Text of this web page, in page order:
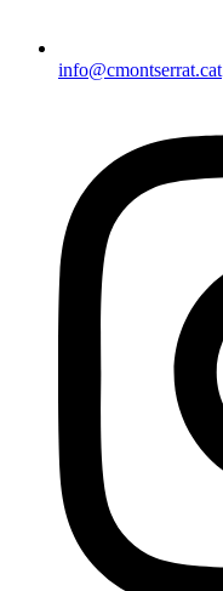
info@cmontserrat.cat